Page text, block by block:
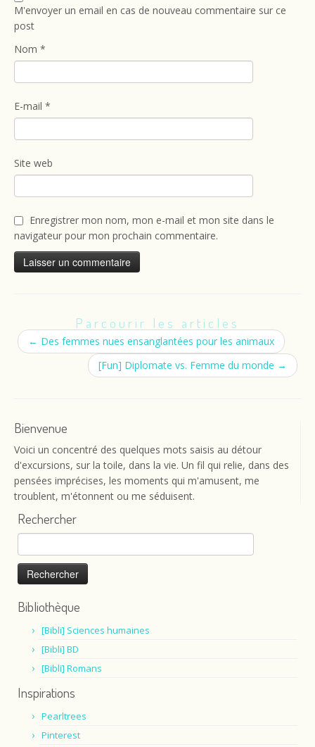
M'envoyer un email en cas de nouveau commentaire sur ce
post
Nom *
E-mail *
Site web
Enregistrer mon nom, mon e-mail et mon site dans le
navigateur pour mon prochain commentaire.
Parcourir les articles
← Des femmes nues ensanglantées pour les animaux
[Fun] Diplomate vs. Femme du monde →
Bienvenue
Voici un concentré des quelques mots saisis au détour
d'excursions, sur la toile, dans la vie. Un fil qui relie, dans des
pensées imprécises, les moments qui m'amusent, me
troublent, m'étonnent ou me séduisent.
Rechercher
Rechercher :
Bibliothèque
[Bibli] Sciences humaines
[Bibli] BD
[Bibli] Romans
Inspirations
Pearltrees
Pinterest